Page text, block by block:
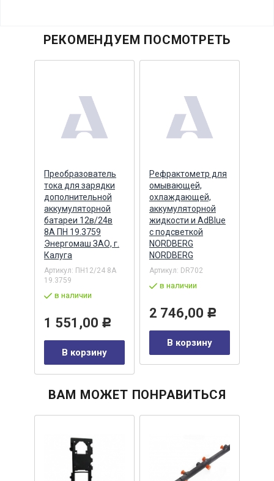
РЕКОМЕНДУЕМ ПОСМОТРЕТЬ
Преобразователь
тока для зарядки
дополнительной
аккумуляторной
батареи 12в/24в
8А ПН 19.3759
Энергомаш ЗАО, г.
Калуга
Артикул: ПН12/24 8А
19.3759
в наличии
1 551,00 Р
В корзину
Рефрактометр для
омывающей,
охлаждающей,
аккумуляторной
жидкости и AdBlue
с подсветкой
NORDBERG
NORDBERG
Артикул: DR702
в наличии
2 746,00 Р
В корзину
ВАМ МОЖЕТ ПОНРАВИТЬСЯ